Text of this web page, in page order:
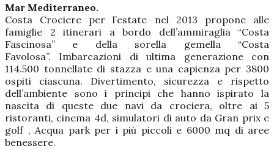
Mar Mediterraneo.
Costa Crociere per l’estate nel 2013 propone alle
famiglie 2 itinerari a bordo dell’ammiraglia “Costa
Fascinosa” e della sorella gemella “Costa
Favolosa”. Imbarcazioni di ultima generazione con
114.500 tonnellate di stazza e una capienza per 3800
ospiti ciascuna. Divertimento, sicurezza e rispetto
dell’ambiente sono i principi che hanno ispirato la
nascita di queste due navi da crociera, oltre ai 5
ristoranti, cinema 4d, simulatori di auto da Gran prix e
golf , Acqua park per i più piccoli e 6000 mq di aree
benessere.